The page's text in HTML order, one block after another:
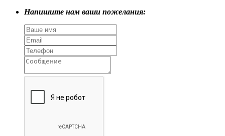
Напишите нам ваши пожелания: